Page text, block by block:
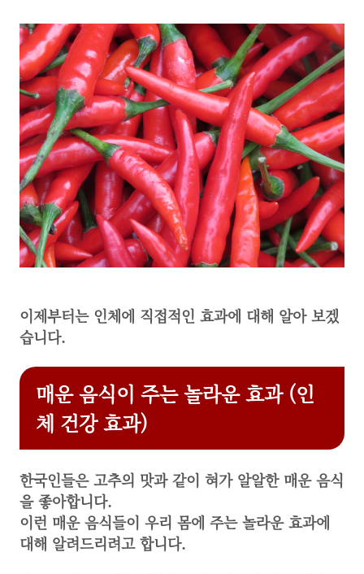
이제부터는 인체에 직접적인 효과에 대해 알아 보겠
습니다.
매운 음식이 주는 놀라운 효과 (인
체 건강 효과)
한국인들은 고추의 맛과 같이 혀가 알알한 매운 음식
을 좋아합니다.
이런 매운 음식들이 우리 몸에 주는 놀라운 효과에
대해 알려드리려고 합니다.